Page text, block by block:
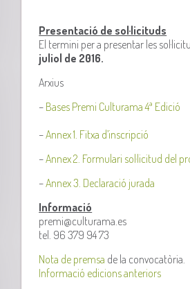
Presentació de sol·licituds
El termini per a presentar les
juliol de 2016.
Arxius
– Bases Premi Culturama 4ª Edició
–Annex 1. Fitxa d’inscripció
–Annex 2. Formulari sol·licitud del
–Annex 3. Declaració jurada
Informació
premi@culturama.es
tel. 96 379 94 73
Nota de premsa de la convocatòria.
Informació edicions anteriors